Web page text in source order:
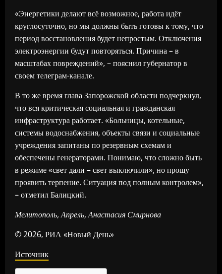
«Энергетики делают всё возможное, работа идёт
круглосуточно, но мы должны быть готовы к тому, что
период восстановления будет непростым. Отключения
электроэнергии будут повторяться. Причина – в
масштабах повреждений», – пояснил губернатор в
своем телеграм-канале.
В то же время глава Запорожской области подчеркнул,
что вся критическая социальная и гражданская
инфраструктура работает. «Больницы, котельные,
системы водоснабжения, объекты связи и социальные
учреждения запитаны по резервным схемам и
обеспечены генераторами. Понимаю, что сложно быть
в режиме «свет дали – свет выключили», но прошу
проявить терпение. Ситуация под полным контролем»,
– отметил Балицкий.
Мелитополь, Апрель, Анастасия Смирнова
© 2026, РИА «Новый День»
Источник